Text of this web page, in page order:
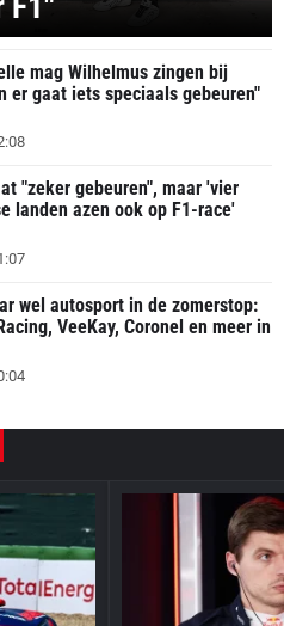
mag Wilhelmus zingen bij
er gaat iets speciaals gebeuren"
"zeker gebeuren", maar 'vier
landen azen ook op F1-race'
wel autosport in de zomerstop:
VeeKay, Coronel en meer in